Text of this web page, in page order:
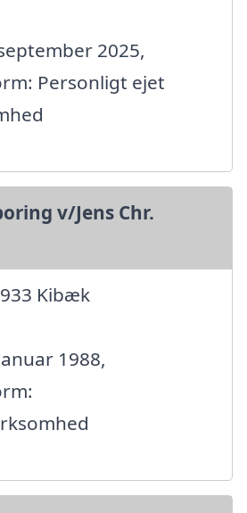
2025,
Personligt ejet
v/Jens Chr.
Kibæk
1988,